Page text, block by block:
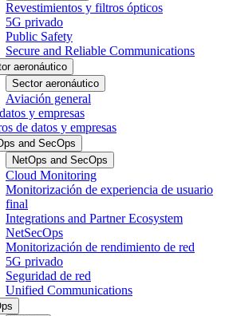
Revestimientos y filtros ópticos
5G privado
Public Safety
Secure and Reliable Communications
aeronáutico
Sector aeronáutico
Aviación general
y empresas
de datos y empresas
and SecOps
NetOps and SecOps
Cloud Monitoring
Monitorización de experiencia de usuario
final
Integrations and Partner Ecosystem
NetSecOps
Monitorización de rendimiento de red
5G privado
Seguridad de red
Unified Communications